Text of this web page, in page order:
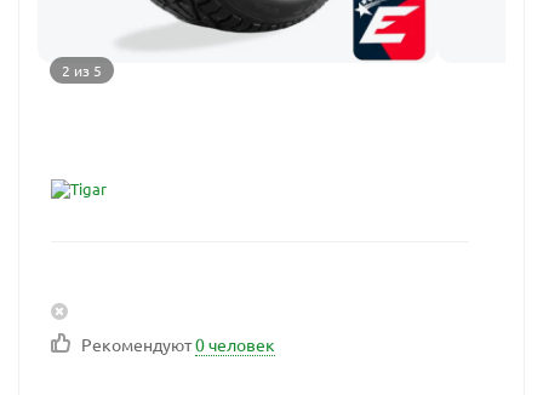
2 из 5
Рекомендуют0 человек